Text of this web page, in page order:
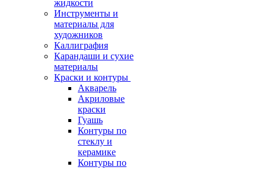
жидкости
Инструменты и
материалы для
художников
Каллиграфия
Карандаши и сухие
материалы
Краски и контуры
Акварель
Акриловые
краски
Гуашь
Контуры по
стеклу и
керамике
Контуры по